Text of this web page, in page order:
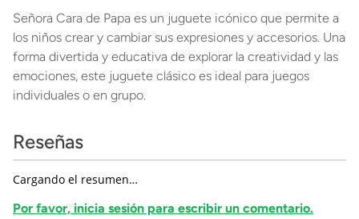
Señora Cara de Papa es un juguete icónico que permite a
los niños crear y cambiar sus expresiones y accesorios. Una
forma divertida y educativa de explorar la creatividad y las
emociones, este juguete clásico es ideal para juegos
individuales o en grupo.
Reseñas
Cargando el resumen…
Por favor, inicia sesión para escribir un comentario.